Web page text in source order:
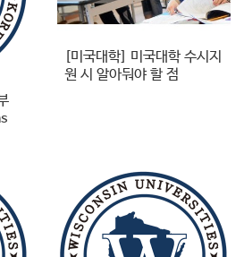
[미국대학] 미국대학 수시지
원 시 알아둬야 할 점